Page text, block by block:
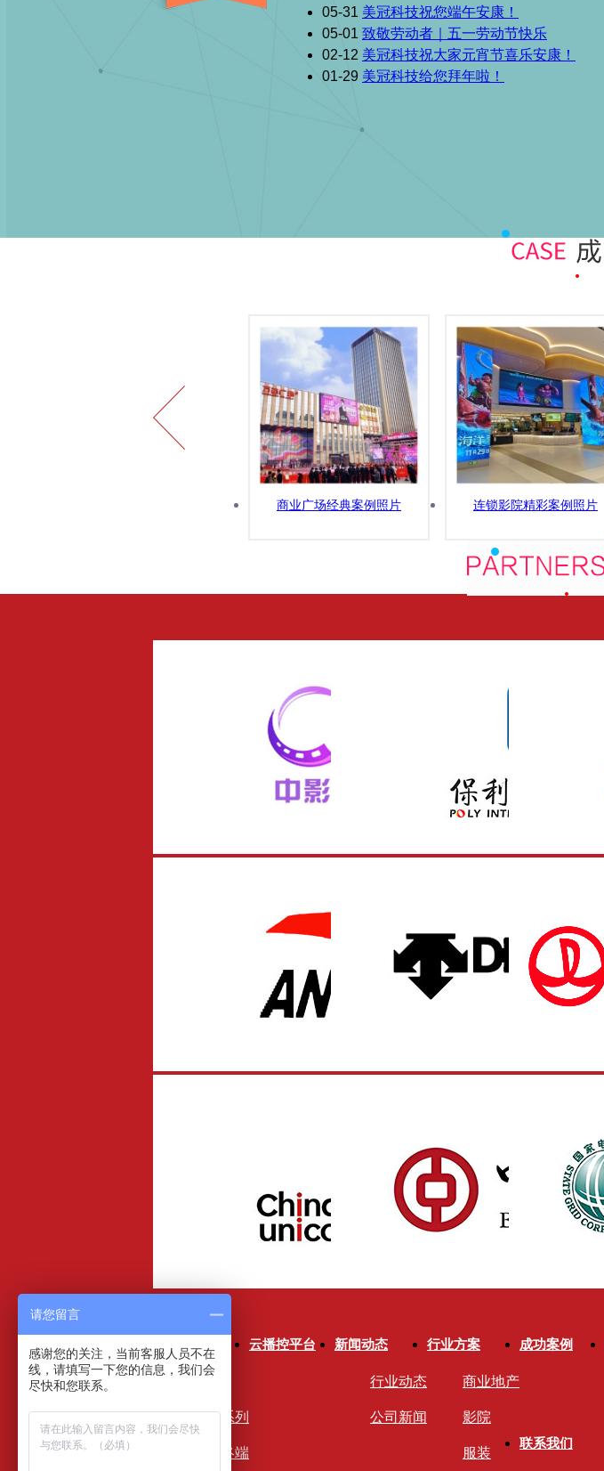
05-31 美冠科技祝您端午安康！
05-01 致敬劳动者｜五一劳动节快乐
02-12 美冠科技祝大家元宵节喜乐安康！
01-29 美冠科技给您拜年啦！
商业广场经典案例照片 连锁影院精彩案例照片
关于美冠
关于美冠
发展历程
企业文化
产品中心
LED大屏系列
自助取票终端
云播控平台 新闻动态
行业动态
公司新闻
行业方案
商业地产
影院
服装
成功案例
联系我们
请您留言
感谢您的关注，当前客服人员不在
线，请填写一下您的信息，我们会
尽快和您联系。